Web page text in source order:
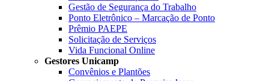
Gestão de Segurança do Trabalho
Ponto Eletrônico – Marcação de Ponto
Prêmio PAEPE
Solicitação de Serviços
Vida Funcional Online
Gestores Unicamp
Convênios e Plantões